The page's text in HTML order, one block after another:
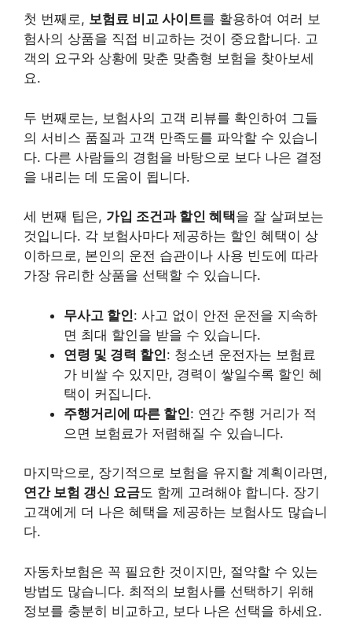
첫 번째로, 보험료 비교 사이트를 활용하여 여러 보
험사의 상품을 직접 비교하는 것이 중요합니다. 고
객의 요구와 상황에 맞춘 맞춤형 보험을 찾아보세
요.
두 번째로는, 보험사의 고객 리뷰를 확인하여 그들
의 서비스 품질과 고객 만족도를 파악할 수 있습니
다. 다른 사람들의 경험을 바탕으로 보다 나은 결정
을 내리는 데 도움이 됩니다.
세 번째 팁은, 가입 조건과 할인 혜택을 잘 살펴보는
것입니다. 각 보험사마다 제공하는 할인 혜택이 상
이하므로, 본인의 운전 습관이나 사용 빈도에 따라
가장 유리한 상품을 선택할 수 있습니다.
무사고 할인: 사고 없이 안전 운전을 지속하
면 최대 할인을 받을 수 있습니다.
연령 및 경력 할인: 청소년 운전자는 보험료
가 비쌀 수 있지만, 경력이 쌓일수록 할인 혜
택이 커집니다.
주행거리에 따른 할인: 연간 주행 거리가 적
으면 보험료가 저렴해질 수 있습니다.
마지막으로, 장기적으로 보험을 유지할 계획이라면,
연간 보험 갱신 요금도 함께 고려해야 합니다. 장기
고객에게 더 나은 혜택을 제공하는 보험사도 많습니
다.
자동차보험은 꼭 필요한 것이지만, 절약할 수 있는
방법도 많습니다. 최적의 보험사를 선택하기 위해
정보를 충분히 비교하고, 보다 나은 선택을 하세요.